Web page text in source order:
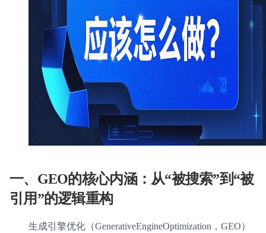
一、GEO的核心内涵：从“被搜索”到“被
引用”的逻辑重构
生成引擎优化（GenerativeEngineOptimization，GEO）